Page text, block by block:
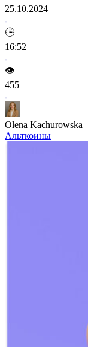
25.10.2024
🕒
16:52
👁️
455
Olena Kachurowska
Альткоины